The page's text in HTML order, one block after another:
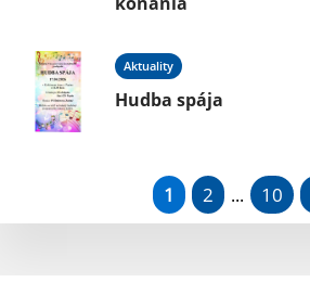
Aktuality
Hudba spája
1 2 ... 10